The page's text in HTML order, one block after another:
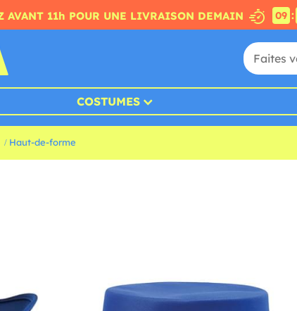
AVANT 11h POUR UNE LIVRAISON DEMAIN 09 :
COSTUMES
Haut-de-forme